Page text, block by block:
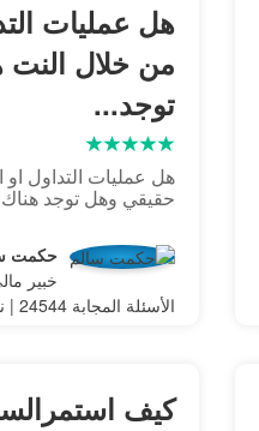
هل عمليات
من خلال
توجد...
هل عمليات التداول
حقيقي وهل توجد
حكمت
خبير
الأسئلة المجابة 24544 | نسبة الرضا 97.7%
كيف